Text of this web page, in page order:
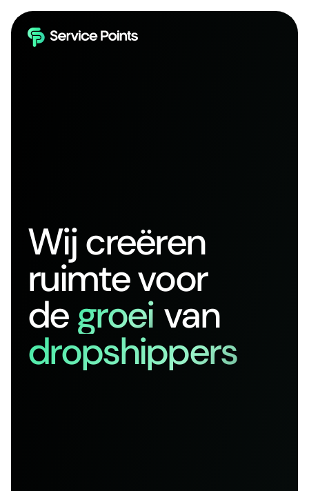
Wij creëren
ruimte voor
degroei van
dropshippers